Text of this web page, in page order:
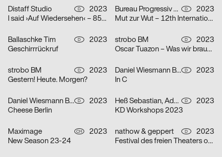
Distaff Studio D
2023
I said ›Auf Wiedersehen‹ – 85 Jahre Kindertransport nach Großbritannien
Bureau Progressiv visuelle Kommunikation D
2023
Mut zur Wut – 12th International Poster Competition
Ballaschke Tim D
2023
Geschirrrückruf
strobo BM D
2023
Oscar Tuazon – Was wir brauchen
strobo BM D
2023
Gestern! Heute. Morgen?
Daniel Wiesmann Büro für Gestaltung D
2023
In C
Daniel Wiesmann Büro für Gestaltung D
2023
Cheese Berlin
Heß Sebastian, Adolphi Pirmin D
2023
KD Workshops 2023
Maximage CH
2023
New Season 23-24
nathow & geppert D
2023
Festival des freien Theaters ohne Haus